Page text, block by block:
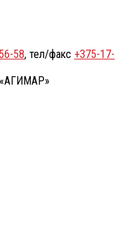
58, тел/факс +375-17-
«АГИМАР»